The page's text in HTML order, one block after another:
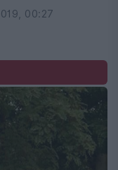
00:27